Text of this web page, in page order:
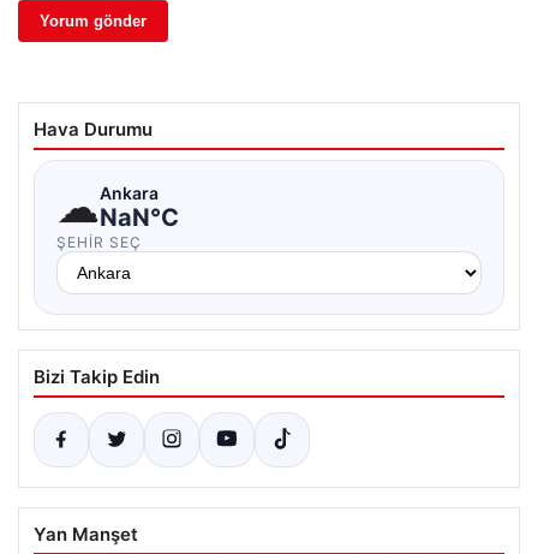
Hava Durumu
☁Ankara
NaN°C
ŞEHIR SEÇ
Bizi Takip Edin
Yan Manşet